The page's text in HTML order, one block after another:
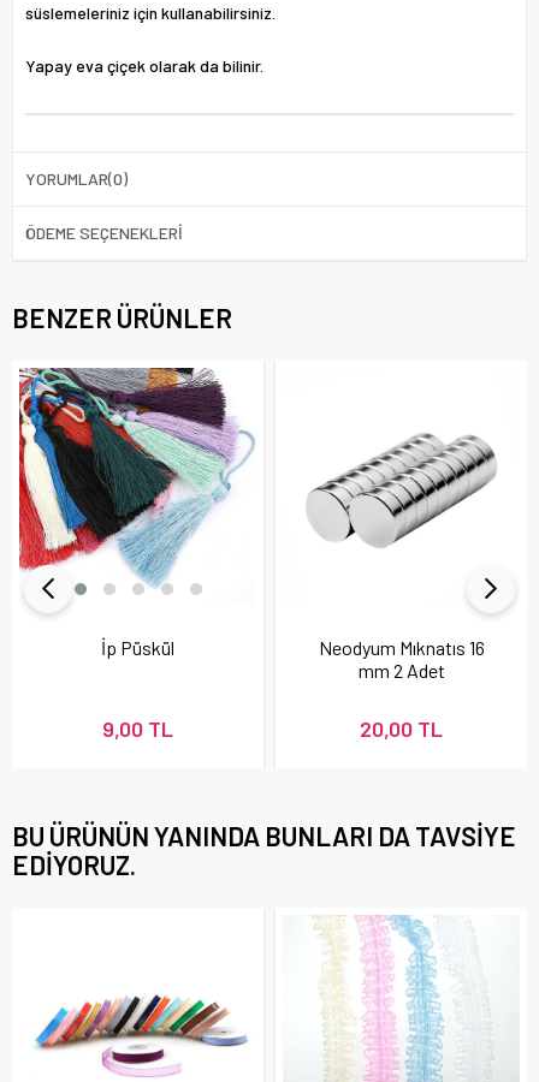
süslemeleriniz için kullanabilirsiniz.
Yapay eva çiçek olarak da bilinir.
YORUMLAR(0)
ÖDEME SEÇENEKLERI
BENZER ÜRÜNLER
İp Püskül
9,00 TL
Neodyum Mıknatıs 16
mm 2 Adet
20,00 TL
BU ÜRÜNÜN YANINDA BUNLARI DA TAVSIYE
EDIYORUZ.